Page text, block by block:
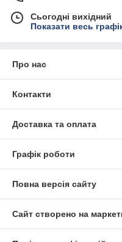
Сьогодні вихідний
Показати весь
Про нас
Контакти
Доставка та оплата
Графік роботи
Повна версія сайту
Сайт створено на